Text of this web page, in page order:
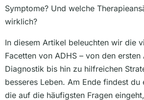
Symptome? Und welche
wirklich?
In diesem Artikel beleuchten wir die
Facetten von ADHS – von den
Diagnostik bis hin zu hilfreichen
besseres Leben. Am Ende findest du
die auf die häufigsten Fragen